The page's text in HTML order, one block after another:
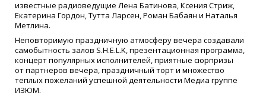
известные радиоведущие Лена Батинова, Ксения Стриж,
Екатерина Гордон, Тутта Ларсен, Роман Бабаян и Наталья
Метлина.
Неповторимую праздничную атмосферу вечера создавали
самобытность залов S.H.E.L.K, презентационная программа,
концерт популярных исполнителей, приятные сюрпризы
от партнеров вечера, праздничный торт и множество
теплых пожеланий успешной деятельности Медиа группе
ИЗЮМ.